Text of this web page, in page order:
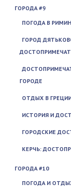
ГОРОДА #9
ПОГОДА В
ГОРОД
ГОРОДЕ
ОТДЫХ В
ИСТОРИЯ И
ГОРОДСКИЕ
КЕРЧЬ:
ГОРОДА #10
ПОГОДА И